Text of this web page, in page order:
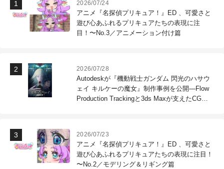
2026/07/24
アニメ『名探偵プリキュア！』ED 、可愛さと
遊び心あふれるプリキュアたちの表現に注
目！〜No.3／アニメーション付け篇
2026/07/28
Autodeskが『機動戦士ガンダム 閃光のハサウ
ェイ キルケーの魔女』制作事例を公開―Flow
Production Trackingと3ds Maxが支えたCG制
2026/07/23
アニメ『名探偵プリキュア！』ED 、可愛さと
遊び心あふれるプリキュアたちの表現に注目！
〜No.2／モデリング＆リギング篇